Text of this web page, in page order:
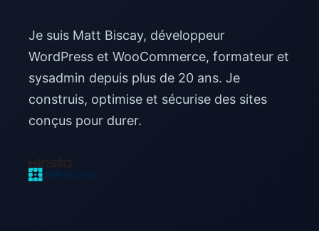
Je suis Matt Biscay, développeur
WordPress et WooCommerce, formateur et
sysadmin depuis plus de 20 ans. Je
construis, optimise et sécurise des sites
conçus pour durer.